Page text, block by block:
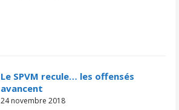
Le SPVM recule… les offensés
avancent
24 novembre 2018